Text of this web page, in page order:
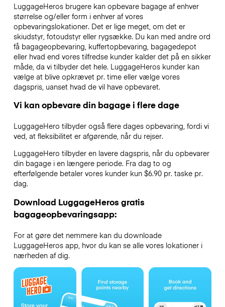
LuggageHeros brugere kan opbevare bagage af enhver
størrelse og/eller form i enhver af vores
opbevaringslokationer. Det er lige meget, om det er
skiudstyr, fotoudstyr eller rygsække. Du kan med andre ord
få bagageopbevaring, kuffertopbevaring, bagagedepot
eller hvad end vores tilfredse kunder kalder det på en sikker
måde, da vi tilbyder det hele. LuggageHeros kunder kan
vælge at blive opkrævet pr. time eller vælge vores
dagspris, uanset hvad de vil have opbevaret.
Vi kan opbevare din bagage i flere dage
LuggageHero tilbyder også flere dages opbevaring, fordi vi
ved, at fleksibilitet er afgørende, når du rejser.
LuggageHero tilbyder en lavere dagspris, når du opbevarer
din bagage i en længere periode. Fra dag to og
efterfølgende betaler vores kunder kun $6.90 pr. taske pr.
dag.
Download LuggageHeros gratis
bagageopbevaringsapp:
For at gøre det nemmere kan du downloade
LuggageHeros app, hvor du kan se alle vores lokationer i
nærheden af dig.